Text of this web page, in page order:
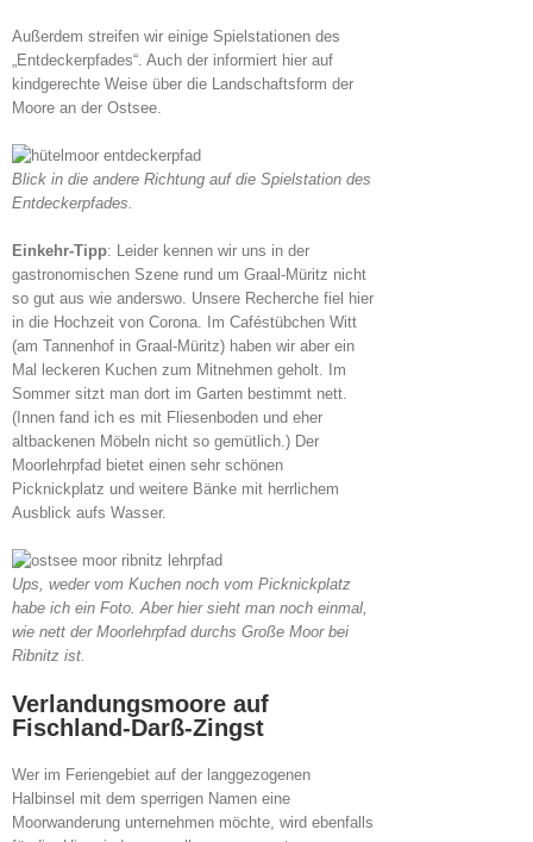
Außerdem streifen wir einige Spielstationen des
„Entdeckerpfades“. Auch der informiert hier auf
kindgerechte Weise über die Landschaftsform der
Moore an der Ostsee.
Blick in die andere Richtung auf die Spielstation des
Entdeckerpfades.
Einkehr-Tipp: Leider kennen wir uns in der
gastronomischen Szene rund um Graal-Müritz nicht
so gut aus wie anderswo. Unsere Recherche fiel hier
in die Hochzeit von Corona. Im Caféstübchen Witt
(am Tannenhof in Graal-Müritz) haben wir aber ein
Mal leckeren Kuchen zum Mitnehmen geholt. Im
Sommer sitzt man dort im Garten bestimmt nett.
(Innen fand ich es mit Fliesenboden und eher
altbackenen Möbeln nicht so gemütlich.) Der
Moorlehrpfad bietet einen sehr schönen
Picknickplatz und weitere Bänke mit herrlichem
Ausblick aufs Wasser.
Ups, weder vom Kuchen noch vom Picknickplatz
habe ich ein Foto. Aber hier sieht man noch einmal,
wie nett der Moorlehrpfad durchs Große Moor bei
Ribnitz ist.
Verlandungsmoore auf
Fischland-Darß-Zingst
Wer im Feriengebiet auf der langgezogenen
Halbinsel mit dem sperrigen Namen eine
Moorwanderung unternehmen möchte, wird ebenfalls